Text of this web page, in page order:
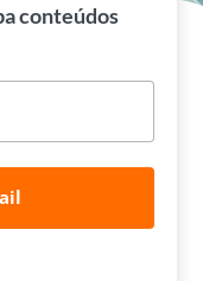
conteúdos